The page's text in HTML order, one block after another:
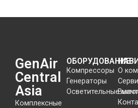
GenAir
Central
Asia
Комплексные
ОБОРУДОВАНИЕ
Компрессоры
Генераторы
Осветительные
О